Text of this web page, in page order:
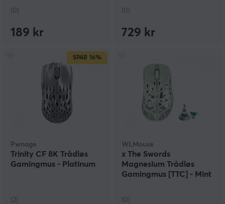
(0)
189 kr
(0)
729 kr
SPAR 16%
Pwnage
Trinity CF 8K Trådløs
Gamingmus - Platinum
(2)
WLMouse
x The Swords
Magnesium Trådløs
Gamingmus [TTC] - Mint
(0)